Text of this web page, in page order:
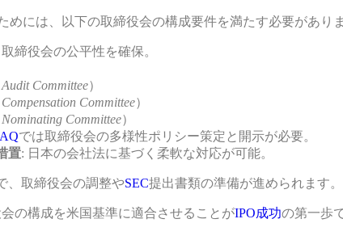
めには、以下の取締役会の構成要件を満たす必要がありま
取締役会の公平性を確保。
Audit Committee）
Compensation Committee）
Nominating Committee）
では取締役会の多様性ポリシー策定と開示が必要。
置: 日本の会社法に基づく柔軟な対応が可能。
、取締役会の調整やSEC提出書類の準備が進められます。
の構成を米国基準に適合させることがIPO成功の第一歩